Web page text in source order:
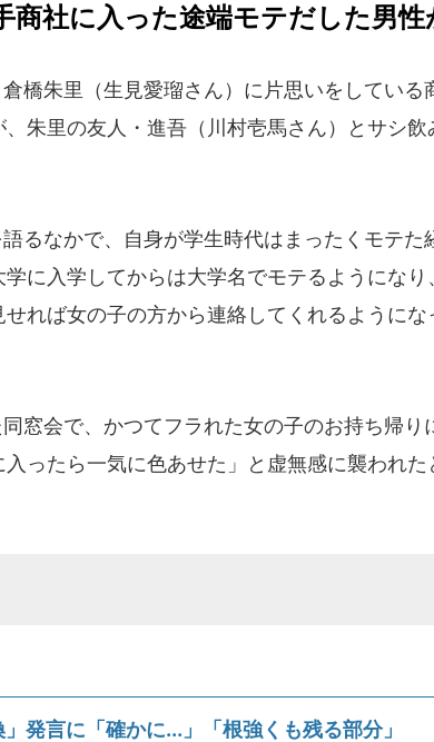
商社に入った途端モテだした男性
橋朱里（生見愛瑠さん）に片思いをしている
朱里の友人・進吾（川村壱馬さん）とサシ飲
るなかで、自身が学生時代はまったくモテた
に入学してからは大学名でモテるようになり
れば女の子の方から連絡してくれるようにな
窓会で、かつてフラれた女の子のお持ち帰り
ったら一気に色あせた」と虚無感に襲われた
発言に「確かに...」「根強くも残る部分」